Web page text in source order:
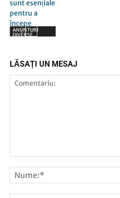
ANUNTURI
DIVERSE
LĂSAȚI UN MESAJ